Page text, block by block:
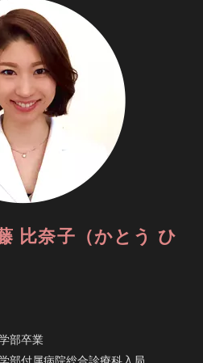
比奈子（かとう ひ
部卒業